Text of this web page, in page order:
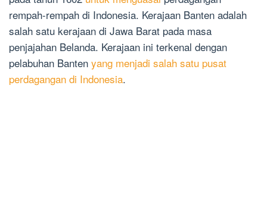
rempah-rempah di Indonesia. Kerajaan Banten adalah
salah satu kerajaan di Jawa Barat pada masa
penjajahan Belanda. Kerajaan ini terkenal dengan
pelabuhan Banten yang menjadi salah satu pusat
perdagangan di Indonesia.